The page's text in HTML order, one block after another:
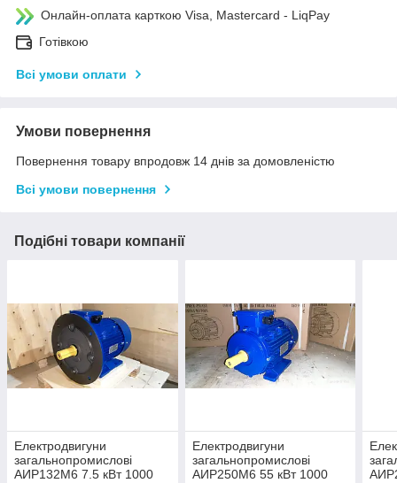
Онлайн-оплата карткою Visa, Mastercard - LiqPay
Готівкою
Всі умови оплати
Умови повернення
Повернення товару впродовж 14 днів за домовленістю
Всі умови повернення
Подібні товари компанії
Електродвигуни
загальнопромислові
АИР132М6 7.5 кВт 1000
Електродвигуни
загальнопромислові
АИР250М6 55 кВт 1000